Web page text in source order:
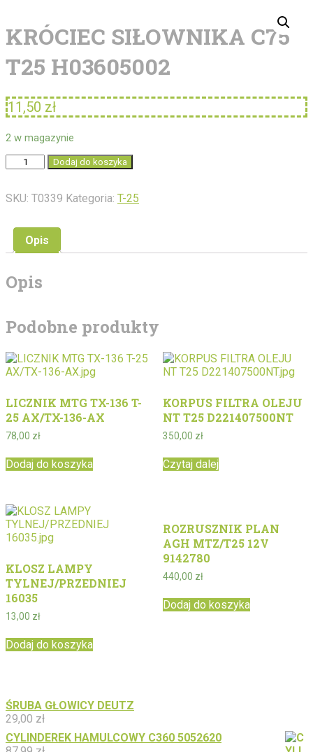
KRÓCIEC SIŁOWNIKA C75
T25 H03605002
11,50 zł
2 w magazynie
ilość
KRÓCIEC
C75
H03605002
Dodaj do koszyka
SKU: T0339 Kategoria: T-25
Opis
Opis
Podobne produkty
LICZNIK MTG TX-136 T-
25 AX/TX-136-AX
78,00 zł
Dodaj do koszyka
KORPUS FILTRA OLEJU
NT T25 D221407500NT
350,00 zł
Czytaj dalej
KLOSZ LAMPY
TYLNEJ/PRZEDNIEJ
16035
13,00 zł
Dodaj do koszyka
ROZRUSZNIK PLAN
AGH MTZ/T25 12V
9142780
440,00 zł
Dodaj do koszyka
ŚRUBA GŁOWICY DEUTZ
29,00 zł
CYLINDEREK HAMULCOWY C360 5052620